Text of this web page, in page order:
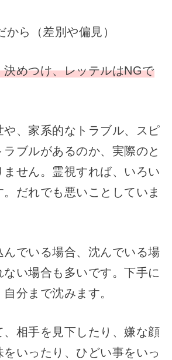
ら（差別や偏見）
決めつけ、レッテルはNGで
や、家系的なトラブル、スピ
ラブルがあるのか、実際のと
ません。霊視すれば、いろい
だれでも悪いことしていま
んでいる場合、沈んでいる場
い場合も多いです。下手に
分まで沈みます。
、相手を見下したり、嫌な顔
をいったり、ひどい事をいっ